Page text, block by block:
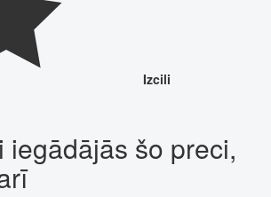
Izcili
iegādājās šo preci,